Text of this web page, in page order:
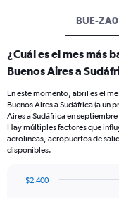
BUE-ZA0
¿Cuál es el mes más
Buenos Aires a
En este momento, abril es el
Buenos Aires a Sudáfrica (a un
Aires a Sudáfrica en
Hay múltiples factores que
aerolíneas, aeropuertos de
disponibles.
$2.400